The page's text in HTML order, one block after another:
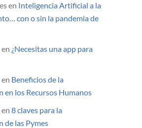
en Inteligencia Artificial a la
con o sin la pandemia de
en ¿Necesitas una app para
en Beneficios de la
en los Recursos Humanos
en 8 claves para la
de las Pymes